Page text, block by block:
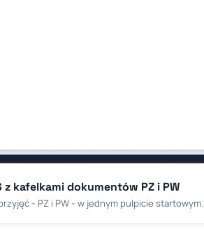
kafelkami dokumentów PZ i PW
- PZ i PW - w jednym pulpicie startowym.